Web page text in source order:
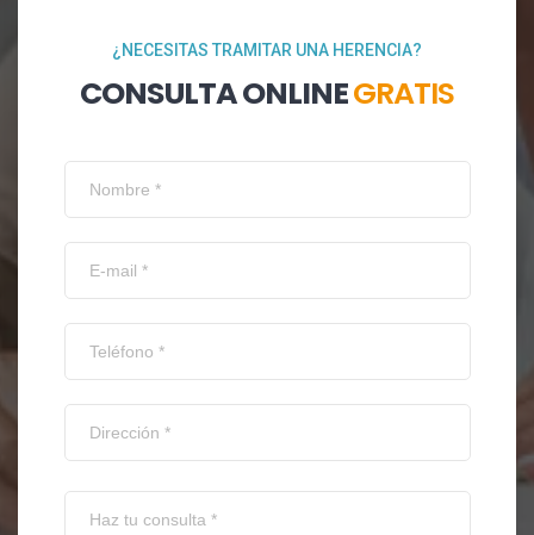
¿NECESITAS TRAMITAR UNA HERENCIA?
CONSULTA ONLINEGRATIS